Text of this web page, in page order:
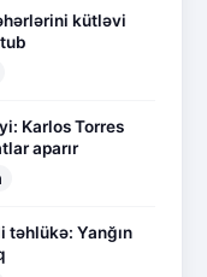
kütləvi
Karlos Torres
aparır
təhlükə: Yanğın